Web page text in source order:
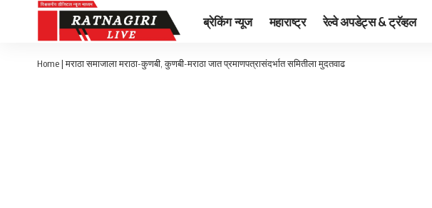
ब्रेकिंग न्यूज महाराष्ट्र रेल्वे अपडेट्स & ट्रॅव्हल
Home |मराठा समाजाला मराठा-कुणबी, कुणबी-मराठा जात प्रमाणपत्रासंदर्भात समितीला मुदतवाढ